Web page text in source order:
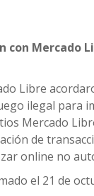
con Mercado
Libre
ilegal para
Mercado
de
online no
el 21 de